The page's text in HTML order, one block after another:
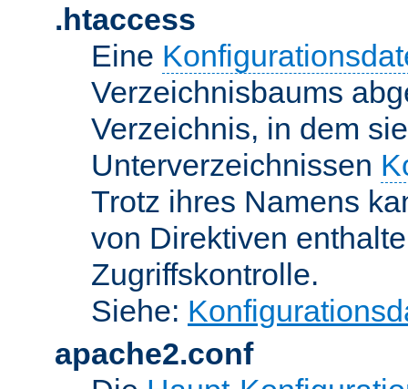
.htaccess
Eine
Verzeichnisbaums
Verzeichnis, in dem
Unterverzeichnissen
Trotz ihres Namens
von Direktiven
Zugriffskontrolle.
Siehe:
apache2.conf